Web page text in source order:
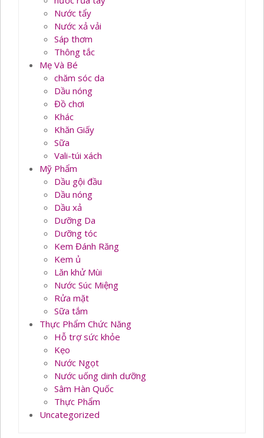
Nước tẩy
Nước xả vải
Sáp thơm
Thông tắc
Mẹ Và Bé
chăm sóc da
Dầu nóng
Đồ chơi
Khác
Khăn Giấy
Sữa
Vali-túi xách
Mỹ Phẩm
Dầu gội đầu
Dầu nóng
Dầu xả
Dưỡng Da
Dưỡng tóc
Kem Đánh Răng
Kem ủ
Lăn khử Mùi
Nước Súc Miệng
Rửa mặt
Sữa tắm
Thực Phẩm Chức Năng
Hỗ trợ sức khỏe
Kẹo
Nước Ngọt
Nước uống dinh dưỡng
Sâm Hàn Quốc
Thực Phẩm
Uncategorized